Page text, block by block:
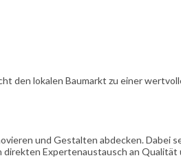
den lokalen Baumarkt zu einer
und Gestalten abdecken. Dabei
Expertenaustausch an Qualität